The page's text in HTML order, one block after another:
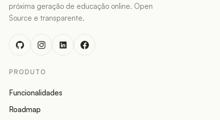
próxima geração de educação online. Open
Source e transparente.
PRODUTO
Funcionalidades
Roadmap